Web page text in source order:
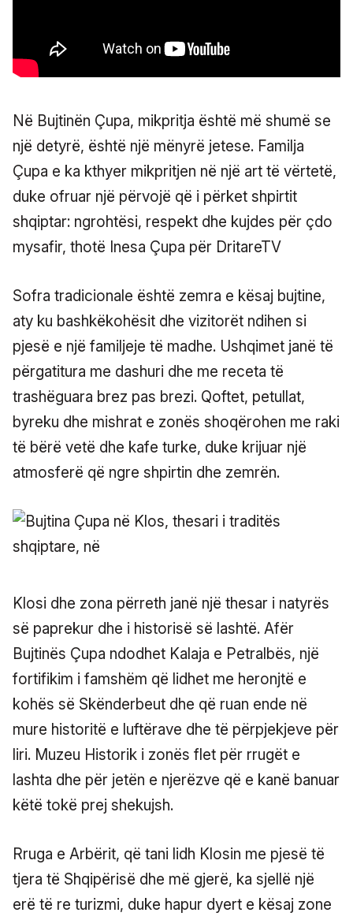
Në Bujtinën Çupa, mikpritja është më shumë se
një detyrë, është një mënyrë jetese. Familja
Çupa e ka kthyer mikpritjen në një art të vërtetë,
duke ofruar një përvojë që i përket shpirtit
shqiptar: ngrohtësi, respekt dhe kujdes për çdo
mysafir, thotë Inesa Çupa për DritareTV
Sofra tradicionale është zemra e kësaj bujtine,
aty ku bashkëkohësit dhe vizitorët ndihen si
pjesë e një familjeje të madhe. Ushqimet janë të
përgatitura me dashuri dhe me receta të
trashëguara brez pas brezi. Qoftet, petullat,
byreku dhe mishrat e zonës shoqërohen me raki
të bërë vetë dhe kafe turke, duke krijuar një
atmosferë që ngre shpirtin dhe zemrën.
Klosi dhe zona përreth janë një thesar i natyrës
së paprekur dhe i historisë së lashtë. Afër
Bujtinës Çupa ndodhet Kalaja e Petralbës, një
fortifikim i famshëm që lidhet me heronjtë e
kohës së Skënderbeut dhe që ruan ende në
mure historitë e luftërave dhe të përpjekjeve për
liri. Muzeu Historik i zonës flet për rrugët e
lashta dhe për jetën e njerëzve që e kanë banuar
këtë tokë prej shekujsh.
Rruga e Arbërit, që tani lidh Klosin me pjesë të
tjera të Shqipërisë dhe më gjerë, ka sjellë një
erë të re turizmi, duke hapur dyert e kësaj zone